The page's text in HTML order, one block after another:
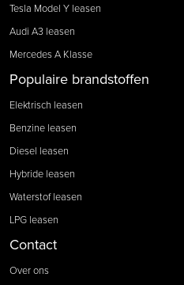
Tesla Model Y leasen
Audi A3 leasen
Mercedes A Klasse
Populaire brandstoffen
Elektrisch leasen
Benzine leasen
Diesel leasen
Hybride leasen
Waterstof leasen
LPG leasen
Contact
Over ons